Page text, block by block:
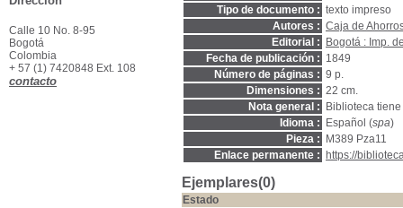
Tipo de documento : texto impreso
Autores : Caja de
Editorial :
Bogotá : Imp.
Fecha de publicación : 1849
Número de páginas : 9 p.
Dimensiones : 22 cm.
Nota general :
Biblioteca
Idioma :
Español (spa)
Pieza :
M389 Pza11
Enlace permanente :
https://
Ejemplares(0)
Estado
Calle 10 No. 8-95
Bogotá
Colombia
+ 57 (1) 7420848 Ext. 108
contacto